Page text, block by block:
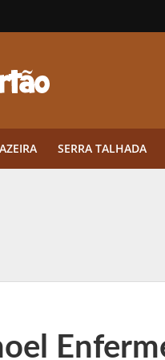
SERRA TALHADA
lança torneio semanal “Mestres das